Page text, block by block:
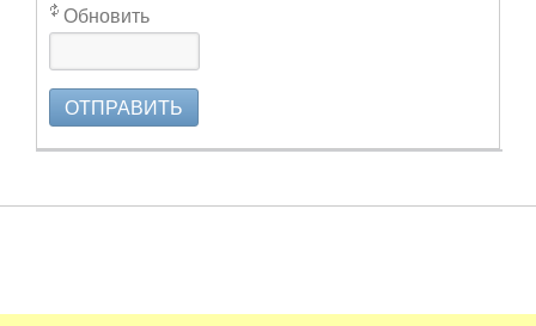
Обновить
ОТПРАВИТЬ